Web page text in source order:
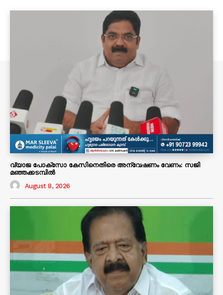
വ്യാജ പോക്സോ കേസിനെതിരെ അന്വേഷണം വേണം: സജി
മഞ്ഞക്കടമ്പിൽ
August 8, 2026